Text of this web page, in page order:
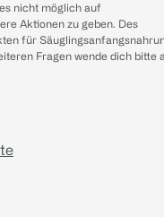
nicht möglich auf
Aktionen zu geben. Des
für
Fragen wende dich bitte